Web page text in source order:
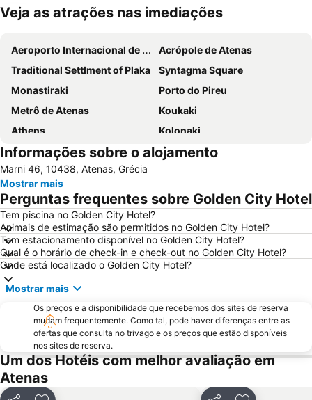
Ampliar mapa
Veja as atrações nas imediações
Aeroporto Internacional de Atenas
Acrópole de Atenas
Traditional Settlment of Plaka
Syntagma Square
Monastiraki
Porto do Pireu
Metrô de Atenas
Koukaki
Athens
Kolonaki
Parthenon
Lavrio Port
Psirri
Megaron - Athens International Conference Centre
Christmas at Syntagma Square
War Museum
Vouliagmeni Beach
Praia Astir
Odeon de Herodes Ático
Areios Pagos
Templo de Zeus Olímpico
Omonia
Avlaki
Eretria
OAKA Olympic Stadium
Rafina Port
Pedion Areos
Passeio por Atenas
Museu da Acrópole
Neo Iraklio Attikis
Peiraiki
Square of Kolonaki
Temple of Rome and Augustus
Informações sobre o alojamento
Marni 46, 10438, Atenas, Grécia
Mostrar mais
Perguntas frequentes sobre Golden City Hotel
Tem piscina no Golden City Hotel?
Animais de estimação são permitidos no Golden City Hotel?
Tem estacionamento disponível no Golden City Hotel?
Qual é o horário de check-in e check-out no Golden City Hotel?
Onde está localizado o Golden City Hotel?
Mostrar mais
Os preços e a disponibilidade que recebemos dos sites de reserva
mudam frequentemente. Como tal, pode haver diferenças entre as
ofertas que consulta no trivago e os preços que estão disponíveis
nos sites de reserva.
Um dos Hotéis com melhor avaliação em
Atenas